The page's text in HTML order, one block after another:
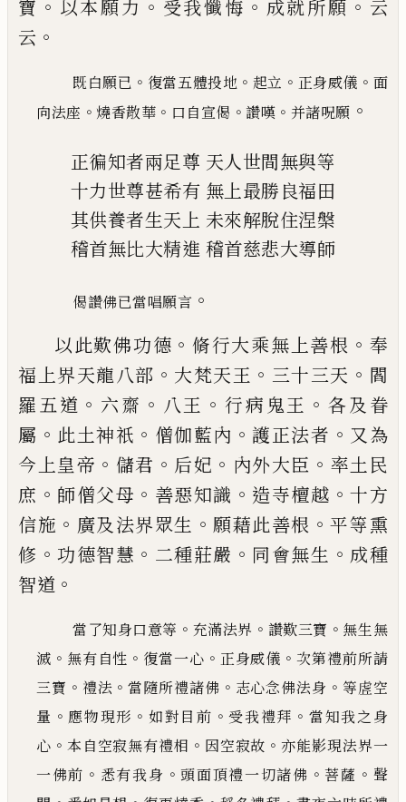
寶 。 以本願力 。 受我懺悔 。 成就所願 。 云
云 。
既白願已 。 復當五體投地 。 起立 。 正身威儀 。 面
向法座 。 燒香散華 。 口自宣偈 。 讚嘆 。 并諸呪願 。
正徧知者兩足尊 天人世間無與等
十力世尊甚希有 無上最勝良福田
其供養者生天上 未來解脫住涅槃
稽首無比大精進 稽首慈悲大導師
偈讚佛已當唱願言 。
以此歎佛功德 。脩行大乘無上善根 。 奉
福上界天龍八部 。 大梵天王 。 三十三天 。 閻
羅五道 。 六齋 。 八王 。 行病 鬼王 。 各及眷
屬 。 此土神祇 。 僧伽藍內 。 護正法者 。 又為
今 上皇帝 。 儲君 。 后妃 。 內外大臣 。 率土民
庶 。 師僧父母 。 善惡知識 。 造寺檀越 。十方
信施 。 廣及法界眾生 。 願藉此善根 。平等熏
修 。 功德智慧 。 二種莊嚴 。 同會無生 。 成種
智道 。
當了知身口意等 。 充滿法界 。 讚歎三寶 。 無生無
滅 。 無有自性 。 復當一心 。 正身威儀 。次第禮前所請
三寶 。 禮法 。當隨所禮諸佛 。 志心念佛法身 。 等虗空
量 。 應物現形 。 如對目前 。受我禮拜 。 當知我之身
心 。 本自空寂無有禮相 。 因空寂故 。亦能影現法界一
一佛前 。 悉有我身 。頭面頂禮一切諸佛 。菩薩 。 聲